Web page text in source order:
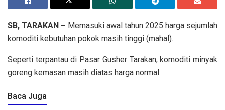
SB, TARAKAN – Memasuki awal tahun 2025 harga sejumlah
komoditi kebutuhan pokok masih tinggi (mahal).
Seperti terpantau di Pasar Gusher Tarakan, komoditi minyak
goreng kemasan masih diatas harga normal.
Baca Juga